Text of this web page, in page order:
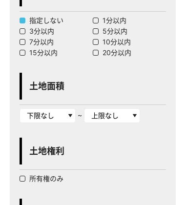
指定しない
1分以内
3分以内
5分以内
7分以内
10分以内
15分以内
20分以内
土地面積
~
土地権利
所有権のみ